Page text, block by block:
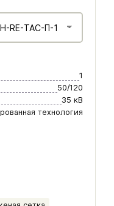
1
50/120
35 кВ
технология